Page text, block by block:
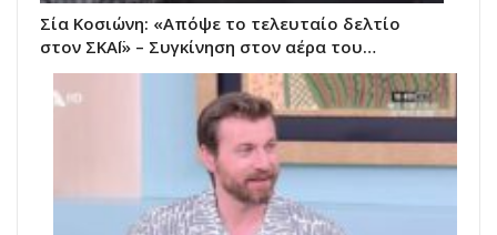
Σία Κοσιώνη: «Απόψε το τελευταίο δελτίο
στον ΣΚΑΪ» – Συγκίνηση στον αέρα του…